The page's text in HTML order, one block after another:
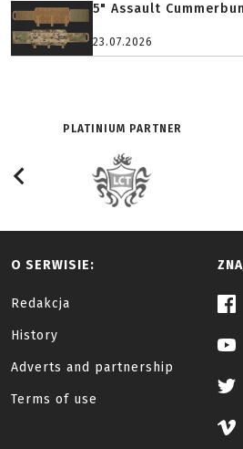
5" Assault
23.07.2026
PLATINIUM PARTNER
O SERWISIE:
Redakcja
History
Adverts and partnership
Terms of use